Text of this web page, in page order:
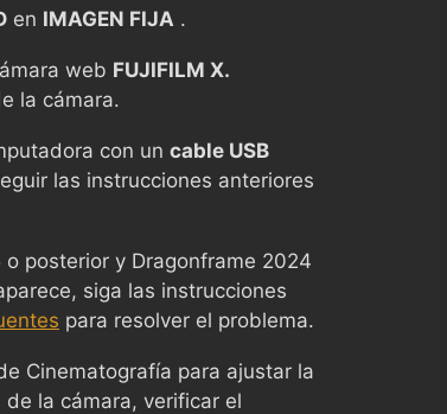
en IMAGEN FIJA .
web FUJIFILM X.
la cámara.
con un cable USB
las instrucciones anteriores
posterior y Dragonframe 2024
siga las instrucciones
para resolver el problema.
Cinematografía para ajustar la
la cámara, verificar el